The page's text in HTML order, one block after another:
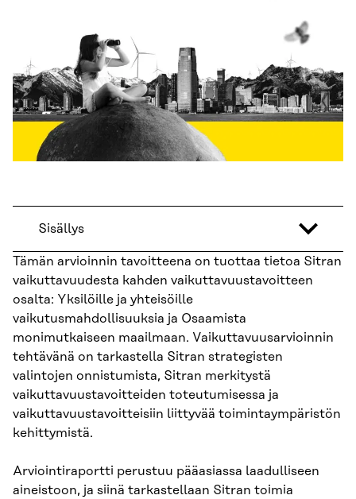
Sisällys
Tämän arvioinnin tavoitteena on tuottaa tietoa Sitran
vaikuttavuudesta kahden vaikuttavuustavoitteen
osalta: Yksilöille ja yhteisöille
vaikutusmahdollisuuksia ja Osaamista
monimutkaiseen maailmaan. Vaikuttavuusarvioinnin
tehtävänä on tarkastella Sitran strategisten
valintojen onnistumista, Sitran merkitystä
vaikuttavuustavoitteiden toteutumisessa ja
vaikuttavuustavoitteisiin liittyvää toimintaympäristön
kehittymistä.
Arviointiraportti perustuu pääasiassa laadulliseen
aineistoon, ja siinä tarkastellaan Sitran toimia